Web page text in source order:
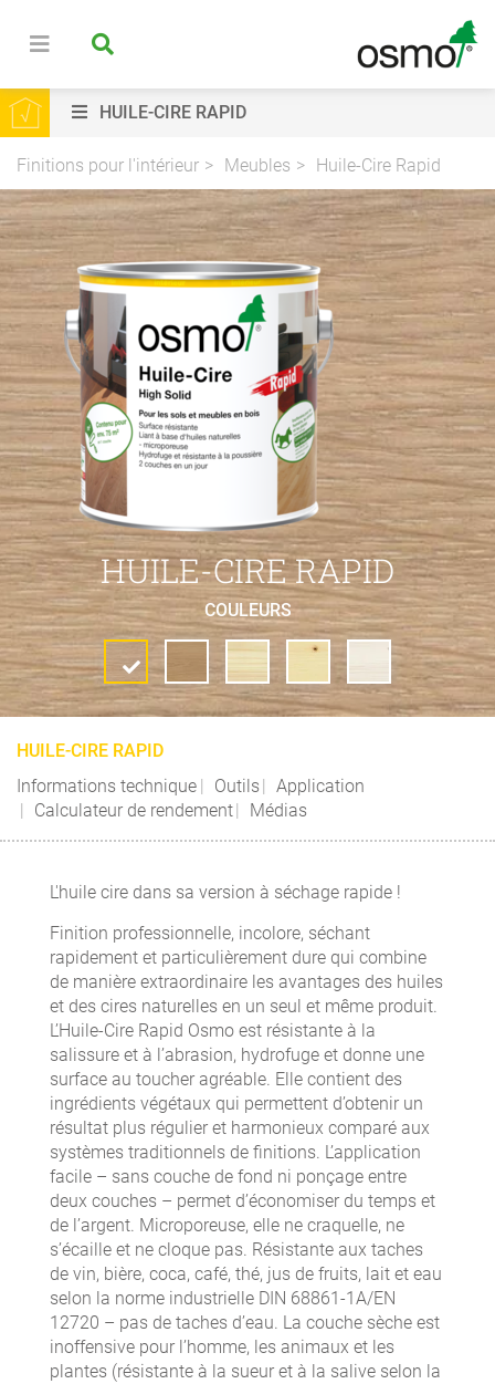
HUILE-CIRE RAPID
Finitions pour l'intérieur Meubles Huile-Cire Rapid
HUILE-CIRE RAPID
COULEURS
HUILE-CIRE RAPID
Informations technique
Outils
Application
Calculateur de rendement
Médias
L'huile cire dans sa version à séchage rapide !
Finition professionnelle, incolore, séchant
rapidement et particulièrement dure qui combine
de manière extraordinaire les avantages des huiles
et des cires naturelles en un seul et même produit.
L’Huile-Cire Rapid Osmo est résistante à la
salissure et à l’abrasion, hydrofuge et donne une
surface au toucher agréable. Elle contient des
ingrédients végétaux qui permettent d’obtenir un
résultat plus régulier et harmonieux comparé aux
systèmes traditionnels de finitions. L’application
facile – sans couche de fond ni ponçage entre
deux couches – permet d’économiser du temps et
de l’argent. Microporeuse, elle ne craquelle, ne
s’écaille et ne cloque pas. Résistante aux taches
de vin, bière, coca, café, thé, jus de fruits, lait et eau
selon la norme industrielle DIN 68861-1A/EN
12720 – pas de taches d’eau. La couche sèche est
inoffensive pour l’homme, les animaux et les
plantes (résistante à la sueur et à la salive selon la